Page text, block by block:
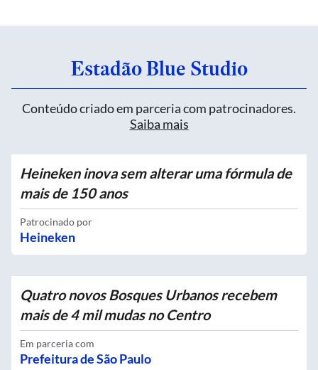
Estadão Blue Studio
Conteúdo criado em parceria com patrocinadores.
Saiba mais
Heineken inova sem alterar uma fórmula de
mais de 150 anos
Patrocinado por
Heineken
Quatro novos Bosques Urbanos recebem
mais de 4 mil mudas no Centro
Em parceria com
Prefeitura de São Paulo